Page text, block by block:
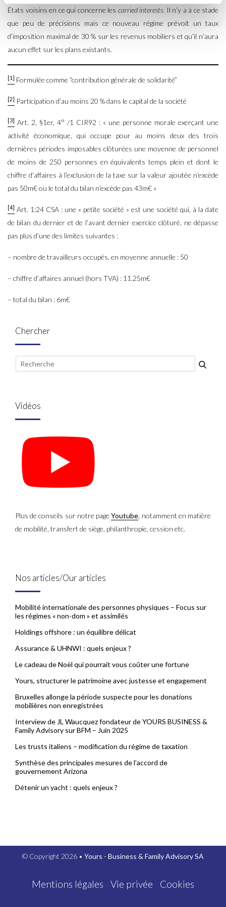
États voisins en ce qui concerne les carried interests. Il n’y a à ce stade
que peu de précisions mais ce nouveau régime prévoit un taux
d’imposition maximal de 30 % sur les revenus mobiliers et qu’il n’aura
aucun effet sur les plans existants.
[1] Formulée comme “contribution générale de solidarité”
[2] Participation d’au moins 20 % dans le capital de la société
[3] Art. 2, §1er, 4° /1 CIR92 : « une personne morale exerçant une
activité économique, qui occupe pour au moins deux des trois
dernières périodes imposables clôturées une moyenne de personnel
de moins de 250 personnes en équivalents temps plein et dont le
chiffre d’affaires à l’exclusion de la taxe sur la valeur ajoutée n’excède
pas 50m€ ou le total du bilan n’excède pas 43m€ »
[4] Art. 1:24 CSA : une « petite société » est une société qui, à la date
de bilan du dernier et de l’avant dernier exercice clôturé, ne dépasse
pas plus d’une des limites suivantes :
– nombre de travailleurs occupés, en moyenne annuelle : 50
– chiffre d’affaires annuel (hors TVA) : 11,25m€
– total du bilan : 6m€
Chercher
Vidéos
Plus de conseils sur notre pageYoutube, notamment en matière
de mobilité, transfert de siège, philanthropie, cession etc.
Nos articles/Our articles
Mobilité internationale des personnes physiques – Focus sur
les régimes « non-dom » et assimilés
Holdings offshore : un équilibre délicat
Assurance & UHNWI : quels enjeux ?
Le cadeau de Noël qui pourrait vous coûter une fortune
Yours, structurer le patrimoine avec justesse et engagement
Bruxelles allonge la période suspecte pour les donations
mobilières non enregistrées
Interview de JL Waucquez fondateur de YOURS BUSINESS &
Family Advisory sur BFM – Juin 2025
Les trusts italiens – modification du régime de taxation
Synthèse des principales mesures de l’accord de
gouvernement Arizona
Détenir un yacht : quels enjeux ?
© Copyright 2026 • Yours - Business & Family Advisory SA
Mentions légales Vie privée Cookies